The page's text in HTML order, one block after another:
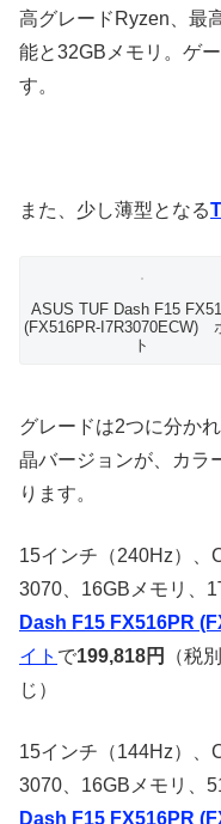
高グレードRyzen、最
能と32GBメモリ。ゲ
す。
また、少し薄型となる
ASUS TUF Dash F15
(FX516PR-I7R3070ECW)
ト
グレードは2つに分か
晶バージョンが、カラ
ります。
15インチ（240Hz）、
3070、16GBメモリ、
Dash F15 FX516PR
イト で199,818円
（税
じ）
15インチ（144Hz）、
3070、16GBメモリ、
Dash F15 FX516PR